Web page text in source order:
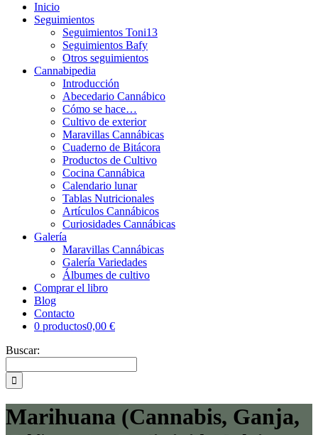
Inicio
Seguimientos
Seguimientos Toni13
Seguimientos Bafy
Otros seguimientos
Cannabipedia
Introducción
Abecedario Cannábico
Cómo se hace…
Cultivo de exterior
Maravillas Cannábicas
Cuaderno de Bitácora
Productos de Cultivo
Cocina Cannábica
Calendario lunar
Tablas Nutricionales
Artículos Cannábicos
Curiosidades Cannábicas
Galería
Maravillas Cannábicas
Galería Variedades
Álbumes de cultivo
Comprar el libro
Blog
Contacto
0 productos0,00 €
Buscar:
Marihuana (Cannabis, Ganja,